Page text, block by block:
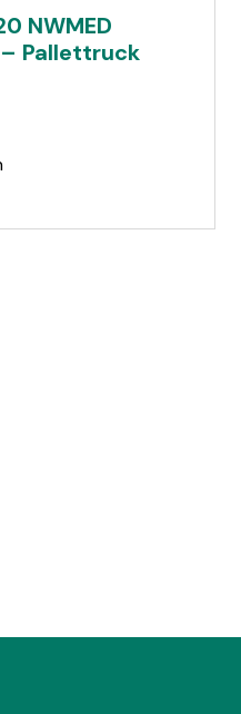
NWMED
Pallettruck